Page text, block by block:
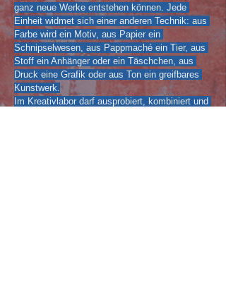
ganz neue Werke entstehen können. Jede
Einheit widmet sich einer anderen Technik: aus
Farbe wird ein Motiv, aus Papier ein
Schnipselwesen, aus Pappmaché ein Tier, aus
Stoff ein Anhänger oder ein Täschchen, aus
Druck eine Grafik oder aus Ton ein greifbares
Kunstwerk.
Im Kreativlabor darf ausprobiert, kombiniert und